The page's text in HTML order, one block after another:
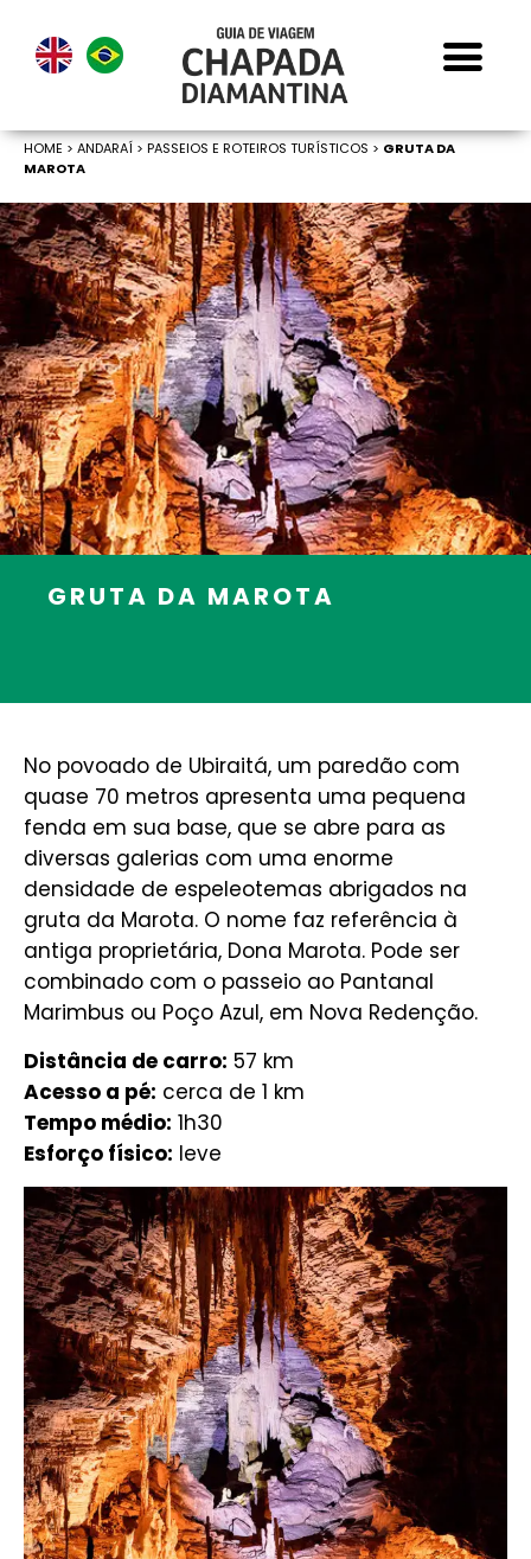
HOME > ANDARAÍ > PASSEIOS E ROTEIROS TURÍSTICOS > GRUTA DA
MAROTA
GRUTA DA MAROTA
No povoado de Ubiraitá, um paredão com
quase 70 metros apresenta uma pequena
fenda em sua base, que se abre para as
diversas galerias com uma enorme
densidade de espeleotemas abrigados na
gruta da Marota. O nome faz referência à
antiga proprietária, Dona Marota. Pode ser
combinado com o passeio ao Pantanal
Marimbus ou Poço Azul, em Nova Redenção.
Distância de carro: 57 km
Acesso a pé: cerca de 1 km
Tempo médio: 1h30
Esforço físico: leve